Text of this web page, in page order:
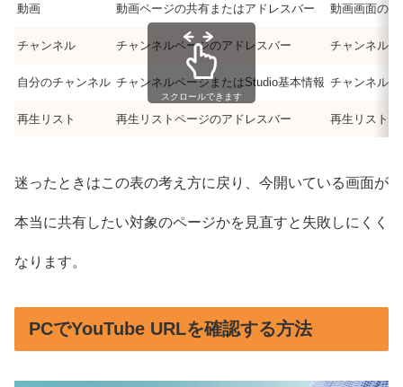
動画 動画ページの共有またはアドレスバー 動画画面の共
チャンネル チャンネルページのアドレスバー チャンネル
自分のチャンネル チャンネルページまたはStudio基本情報 チャンネル
再生リスト 再生リストページのアドレスバー 再生リスト
スクロールできます
迷ったときはこの表の考え方に戻り、今開いている画面が
本当に共有したい対象のページかを見直すと失敗しにくく
なります。
PCでYouTube URLを確認する方法